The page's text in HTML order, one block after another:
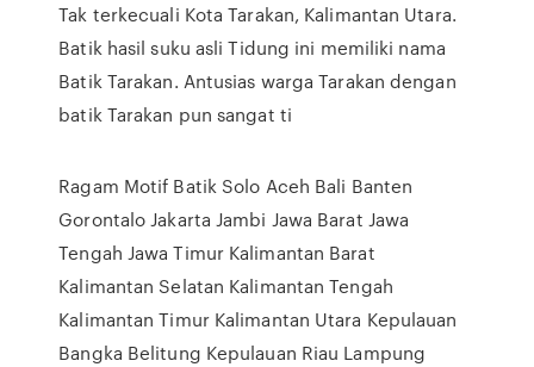
Tak terkecuali Kota Tarakan, Kalimantan Utara.
Batik hasil suku asli Tidung ini memiliki nama
Batik Tarakan. Antusias warga Tarakan dengan
batik Tarakan pun sangat ti
Ragam Motif Batik Solo Aceh Bali Banten
Gorontalo Jakarta Jambi Jawa Barat Jawa
Tengah Jawa Timur Kalimantan Barat
Kalimantan Selatan Kalimantan Tengah
Kalimantan Timur Kalimantan Utara Kepulauan
Bangka Belitung Kepulauan Riau Lampung